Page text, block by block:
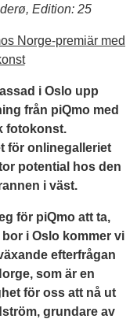
Edition: 25
Norge-premiär med
i Oslo upp
från piQmo med
fotokonst.
för onlinegalleriet
potential hos den
i väst.
för piQmo att ta,
i Oslo kommer vi
efterfrågan
som är en
för oss att nå ut
grundare av